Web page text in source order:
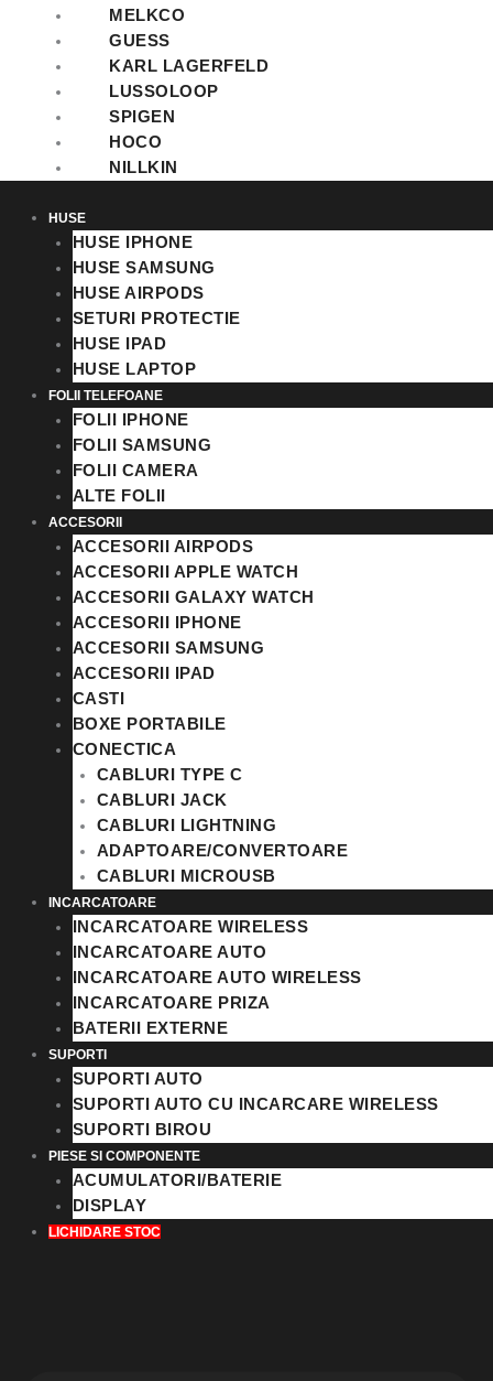
MELKCO
GUESS
KARL LAGERFELD
LUSSOLOOP
SPIGEN
HOCO
NILLKIN
HUSE
HUSE IPHONE
HUSE SAMSUNG
HUSE AIRPODS
SETURI PROTECTIE
HUSE IPAD
HUSE LAPTOP
FOLII TELEFOANE
FOLII IPHONE
FOLII SAMSUNG
FOLII CAMERA
ALTE FOLII
ACCESORII
ACCESORII AIRPODS
ACCESORII APPLE WATCH
ACCESORII GALAXY WATCH
ACCESORII IPHONE
ACCESORII SAMSUNG
ACCESORII IPAD
CASTI
BOXE PORTABILE
CONECTICA
CABLURI TYPE C
CABLURI JACK
CABLURI LIGHTNING
ADAPTOARE/CONVERTOARE
CABLURI MICROUSB
INCARCATOARE
INCARCATOARE WIRELESS
INCARCATOARE AUTO
INCARCATOARE AUTO WIRELESS
INCARCATOARE PRIZA
BATERII EXTERNE
SUPORTI
SUPORTI AUTO
SUPORTI AUTO CU INCARCARE WIRELESS
SUPORTI BIROU
PIESE SI COMPONENTE
ACUMULATORI/BATERIE
DISPLAY
LICHIDARE STOC